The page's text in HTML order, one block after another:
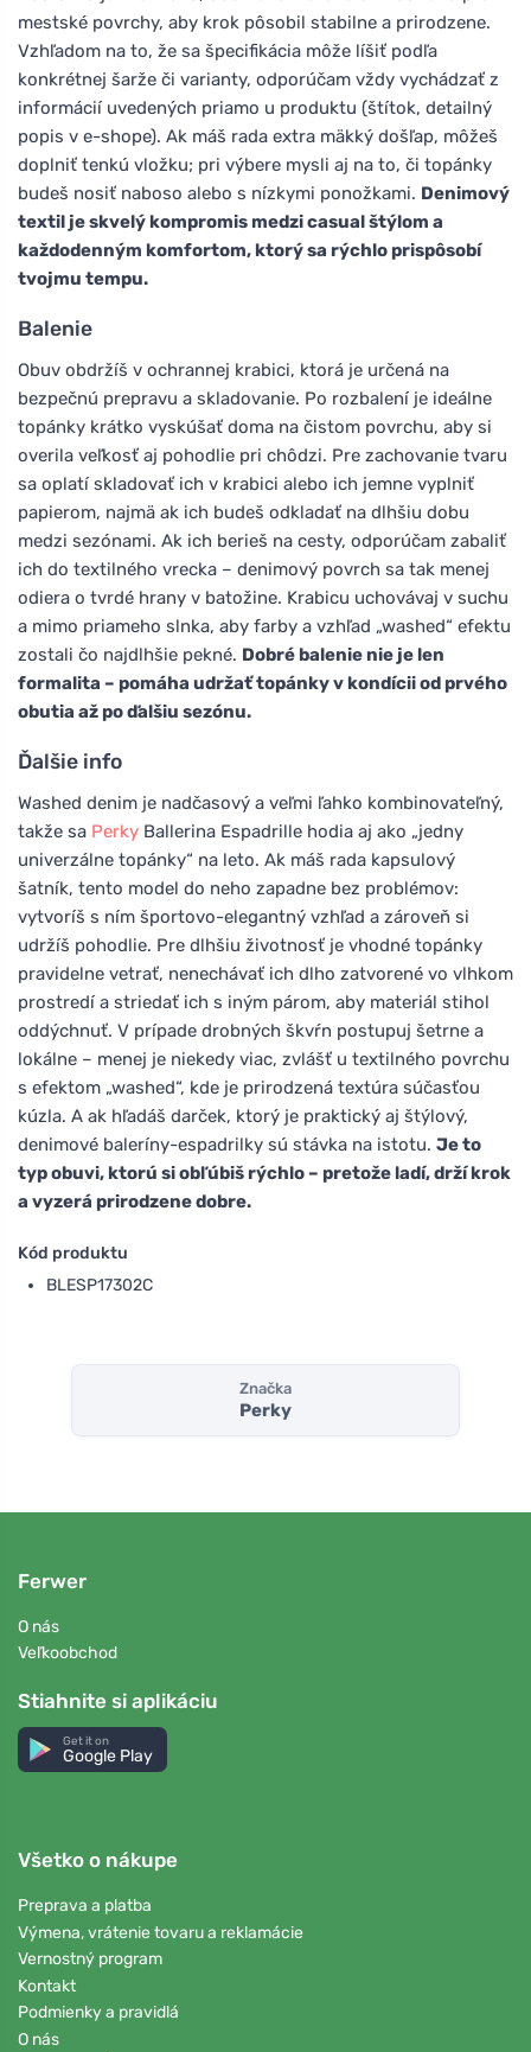
mestské povrchy, aby krok pôsobil stabilne a prirodzene.
Vzhľadom na to, že sa špecifikácia môže líšiť podľa
konkrétnej šarže či varianty, odporúčam vždy vychádzať z
informácií uvedených priamo u produktu (štítok, detailný
popis v e-shope). Ak máš rada extra mäkký došľap, môžeš
doplniť tenkú vložku; pri výbere mysli aj na to, či topánky
budeš nosiť naboso alebo s nízkymi ponožkami. Denimový
textil je skvelý kompromis medzi casual štýlom a
každodenným komfortom, ktorý sa rýchlo prispôsobí
tvojmu tempu.
Balenie
Obuv obdržíš v ochrannej krabici, ktorá je určená na
bezpečnú prepravu a skladovanie. Po rozbalení je ideálne
topánky krátko vyskúšať doma na čistom povrchu, aby si
overila veľkosť aj pohodlie pri chôdzi. Pre zachovanie tvaru
sa oplatí skladovať ich v krabici alebo ich jemne vyplniť
papierom, najmä ak ich budeš odkladať na dlhšiu dobu
medzi sezónami. Ak ich berieš na cesty, odporúčam zabaliť
ich do textilného vrecka – denimový povrch sa tak menej
odiera o tvrdé hrany v batožine. Krabicu uchovávaj v suchu
a mimo priameho slnka, aby farby a vzhľad „washed“ efektu
zostali čo najdlhšie pekné. Dobré balenie nie je len
formalita – pomáha udržať topánky v kondícii od prvého
obutia až po ďalšiu sezónu.
Ďalšie info
Washed denim je nadčasový a veľmi ľahko kombinovateľný,
takže sa Perky Ballerina Espadrille hodia aj ako „jedny
univerzálne topánky“ na leto. Ak máš rada kapsulový
šatník, tento model do neho zapadne bez problémov:
vytvoríš s ním športovo-elegantný vzhľad a zároveň si
udržíš pohodlie. Pre dlhšiu životnosť je vhodné topánky
pravidelne vetrať, nenechávať ich dlho zatvorené vo vlhkom
prostredí a striedať ich s iným párom, aby materiál stihol
oddýchnuť. V prípade drobných škvŕn postupuj šetrne a
lokálne – menej je niekedy viac, zvlášť u textilného povrchu
s efektom „washed“, kde je prirodzená textúra súčasťou
kúzla. A ak hľadáš darček, ktorý je praktický aj štýlový,
denimové baleríny-espadrilky sú stávka na istotu. Je to
typ obuvi, ktorú si obľúbiš rýchlo – pretože ladí, drží krok
a vyzerá prirodzene dobre.
Kód produktu
BLESP17302C
Značka
Perky
Ferwer
O nás
Veľkoobchod
Stiahnite si aplikáciu
Get it on
Google Play
Všetko o nákupe
Preprava a platba
Výmena, vrátenie tovaru a reklamácie
Vernostný program
Kontakt
Podmienky a pravidlá
O nás